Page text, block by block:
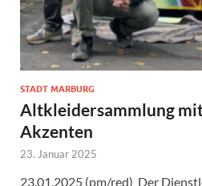
STADT MARBURG
Altkleidersammlung
Akzenten
23. Januar 2025
23.01.2025 (pm/red) Der